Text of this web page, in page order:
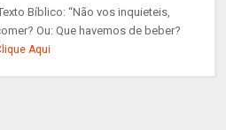
Bíblico: “Não vos inquieteis,
Ou: Que havemos de beber?
Aqui